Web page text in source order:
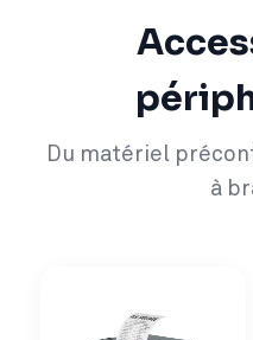
Du matériel
à